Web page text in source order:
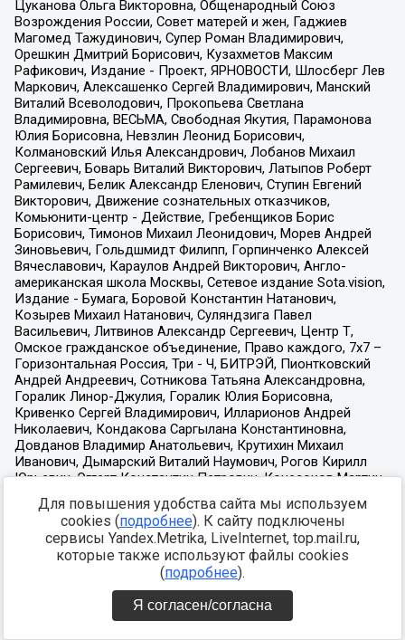
Для повышения удобства сайта мы используем
cookies (подробнее). К сайту подключены
сервисы Yandex.Metrika, LiveInternet, top.mail.ru,
которые также используют файлы cookies
(подробнее).
Я согласен/согласна